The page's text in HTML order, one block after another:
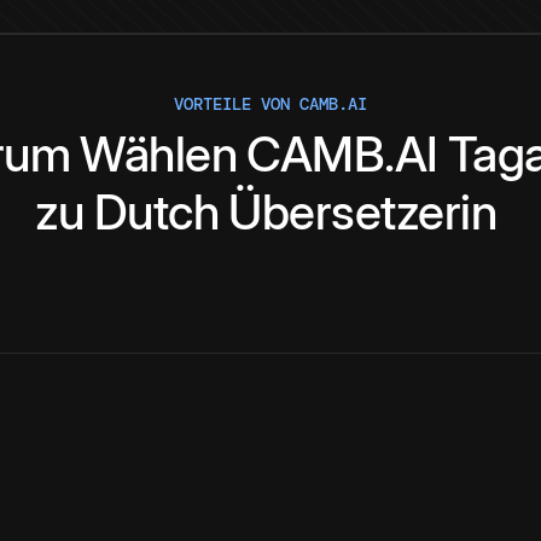
VORTEILE VON CAMB.AI
Wählen CAMB.AI
zu Dutch Übersetzerin